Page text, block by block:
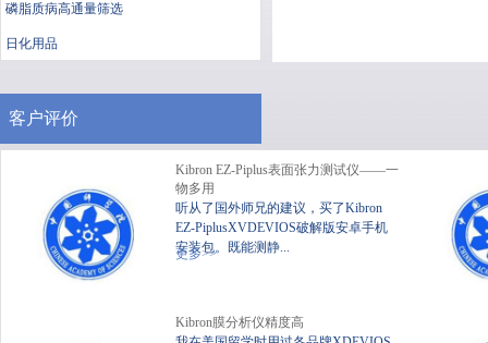
磷脂质病高通量筛选
日化用品
便携式静态XVDEVIOS破
客户评价
Kibron EZ-Piplus表面张力测试仪——一
物多用
听从了国外师兄的建议，买了Kibron
EZ-PiplusXVDEVIOS破解版安卓手机
安装包。既能测静...
更多>>
Kibron膜分析仪精度高